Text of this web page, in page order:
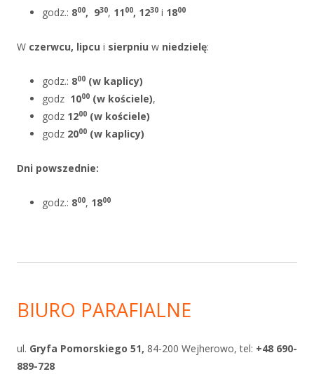
godz.: 800, 930, 11 00, 1230 i 1800
W czerwcu, lipcu i sierpniu w niedzielę:
godz.: 800 (w kaplicy)
godz 1000 (w kościele),
godz 1200 (w kościele)
godz 2000 (w kaplicy)
Dni powszednie:
godz.: 800, 1800
BIURO PARAFIALNE
ul. Gryfa Pomorskiego 51, 84-200 Wejherowo, tel: +48 690-
889-728